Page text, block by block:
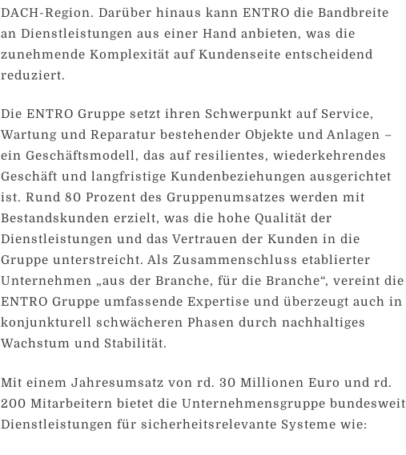
DACH-Region. Darüber hinaus kann ENTRO die Bandbreite
an Dienstleistungen aus einer Hand anbieten, was die
zunehmende Komplexität auf Kundenseite entscheidend
reduziert.
Die ENTRO Gruppe setzt ihren Schwerpunkt auf Service,
Wartung und Reparatur bestehender Objekte und Anlagen –
ein Geschäftsmodell, das auf resilientes, wiederkehrendes
Geschäft und langfristige Kundenbeziehungen ausgerichtet
ist. Rund 80 Prozent des Gruppenumsatzes werden mit
Bestandskunden erzielt, was die hohe Qualität der
Dienstleistungen und das Vertrauen der Kunden in die
Gruppe unterstreicht. Als Zusammenschluss etablierter
Unternehmen „aus der Branche, für die Branche“, vereint die
ENTRO Gruppe umfassende Expertise und überzeugt auch in
konjunkturell schwächeren Phasen durch nachhaltiges
Wachstum und Stabilität.
Mit einem Jahresumsatz von rd. 30 Millionen Euro und rd.
200 Mitarbeitern bietet die Unternehmensgruppe bundesweit
Dienstleistungen für sicherheitsrelevante Systeme wie: